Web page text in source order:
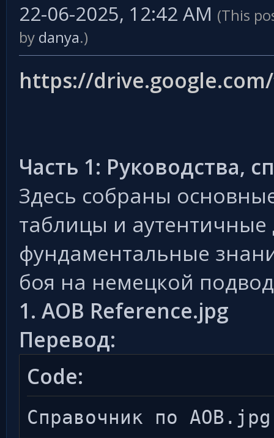
22-06-2025, 12:42 AM (This
by danya.)
https://
Часть 1: Руководства,
Здесь собраны
таблицы и
фундаментальные
боя на немецкой
1. AOB Reference.jpg
Перевод:
Code:
Справочник по AOB.jpg